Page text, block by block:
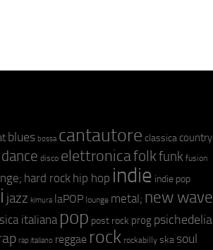
blues bossa cantautore classica country
dance disco elettronicafolkfunk fusion
hard rock hip hop indie indie pop
jazz kimura laPOP lounge metal; new wave
italiana pop post rock prog psichedelia
rap italiano reggae rock rockabilly ska soul